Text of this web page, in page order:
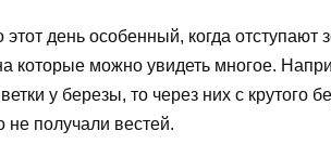
этот день особенный, когда
которые можно увидеть многое.
у березы, то через них с крутого
не получали вестей.